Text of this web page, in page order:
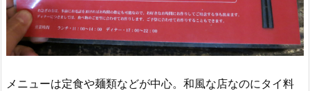
メニューは定食や麺類などが中心。和風な店なのにタイ料